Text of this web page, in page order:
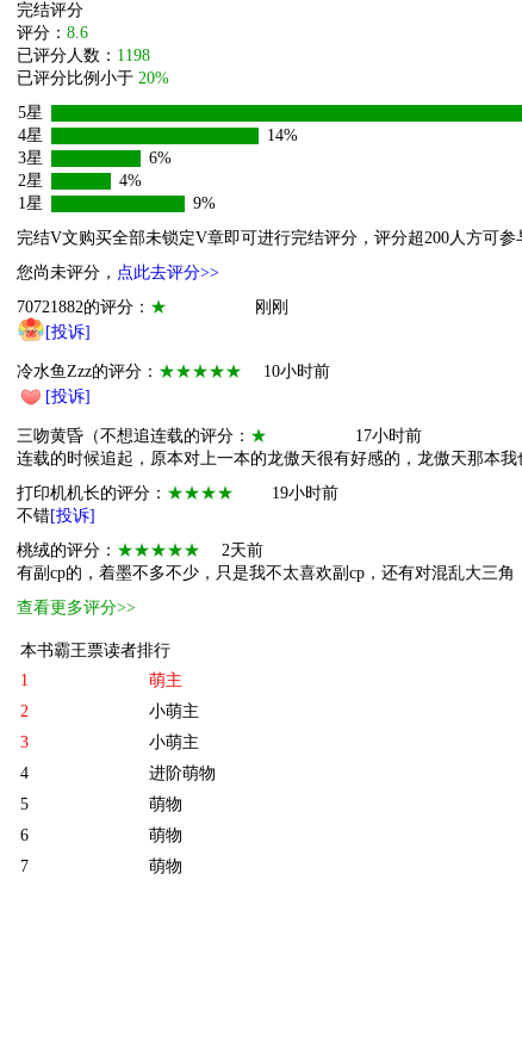
完结评分
评分： 8.6
已评分人数： 1198
已评分比例小于 20%
5星
4星
14%
3星
6%
2星
4%
1星
9%
完结V文购买全部未锁定V章即可进行完结评分，评分超200人方可参
您尚未评分， 点此去评分>>
70721882的评分： ★
刚刚
[投诉]
冷水鱼Zzz的评分： ★★★★★
10小时前
[投诉]
三吻黄昏（不想追连载的评分： ★
17小时前
连载的时候追起，原本对上一本的龙傲天很有好感的，龙傲天那本
打印机机长的评分： ★★★★
19小时前
不错[投诉]
桃绒的评分： ★★★★★
2天前
有副cp的，着墨不多不少，只是我不太喜欢副cp，还有对混乱大三角
查看更多评分>>
本书霸王票读者排行
1
萌主
2
小萌主
3
小萌主
4
进阶萌物
5
萌物
6
萌物
7
萌物